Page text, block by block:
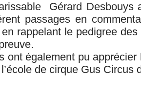
Gérard Desbouys
passages en
rappelant le pedigree
ont également pu
de cirque Gus Circus